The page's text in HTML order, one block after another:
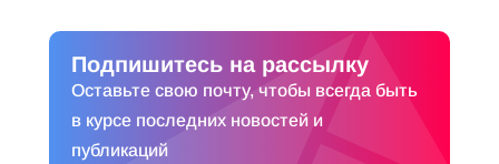
Подпишитесь на рассылку
Оставьте свою почту, чтобы всегда быть
в курсе последних новостей и
публикаций